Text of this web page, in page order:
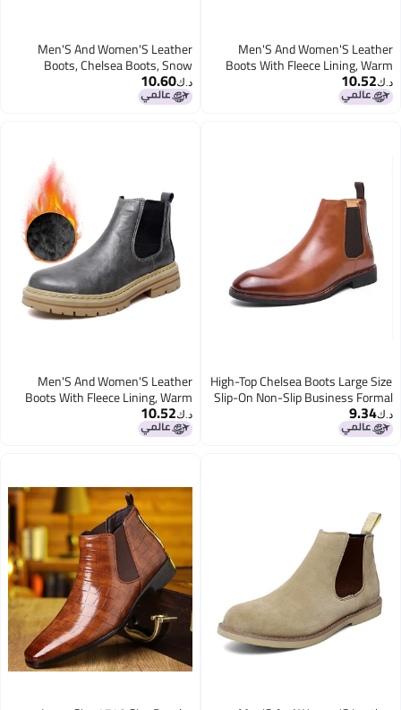
Men'S And Women'S Leather
Boots With Fleece Lining, Warm
Snow Boots, Large Size Couple'S
High-Top Martin Boots, Genuine
د.ك‏10.52
Men'S And Women'S Leather
Boots, Chelsea Boots, Snow
Boots, Handmade Large Size High-
Top Martin Boots, Genuine Leather
د.ك‏10.60
High-Top Chelsea Boots Large Size
Slip-On Non-Slip Business Formal
Leather Boots Retro Trendy Martin
Boots Thick Sole
د.ك‏9.34
Men'S And Women'S Leather
Boots With Fleece Lining, Warm
Snow Boots, Large Size Couple'S
High-Top Martin Boots, Genuine
د.ك‏10.52